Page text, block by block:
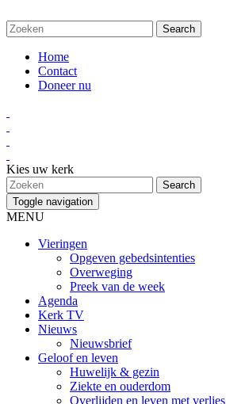
Home
Contact
Doneer nu
Kies uw kerk
Toggle navigation
MENU
Vieringen
Opgeven gebedsintenties
Overweging
Preek van de week
Agenda
Kerk TV
Nieuws
Nieuwsbrief
Geloof en leven
Huwelijk & gezin
Ziekte en ouderdom
Overlijden en leven met verlies